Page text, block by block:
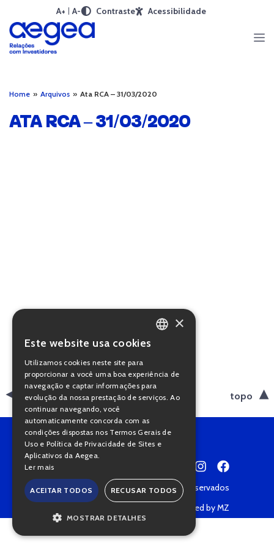
A+ A- Contraste Acessibilidade
Home » Arquivos » Ata RCA – 31/03/2020
ATA RCA – 31/03/2020
voltar topo
Copyright © 2022 • Todos os direitos reservados
Powered by MZ
PORTUGUESE
×
Este website usa cookies
Utilizamos cookies neste site para
proporcionar a você uma boa experiência de
navegação e captar informações para
evolução da nossa prestação de serviços. Ao
continuar navegando, você
automaticamente concorda com as
condições dispostas nos Termos Gerais de
Uso e Política de Privacidade de Sites e
Aplicativos da Aegea.
Ler mais
ACEITAR TODOS RECUSAR TODOS
MOSTRAR DETALHES